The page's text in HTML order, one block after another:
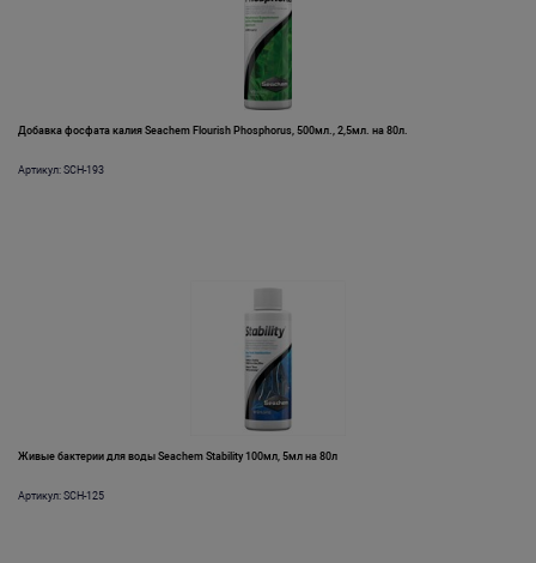
Добавка фосфата калия Seachem Flourish Phosphorus, 500мл., 2,5мл. на 80л.
Артикул: SCH-193
Живые бактерии для воды Seachem Stability 100мл, 5мл на 80л
Артикул: SCH-125